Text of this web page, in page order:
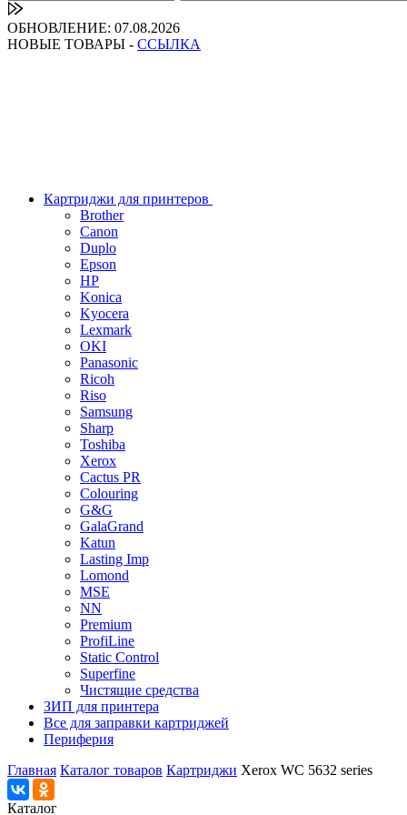
ОБНОВЛЕНИЕ: 07.08.2026
НОВЫЕ ТОВАРЫ - ССЫЛКА
Картриджи для принтеров
Brother
Canon
Duplo
Epson
HP
Konica
Kyocera
Lexmark
OKI
Panasonic
Ricoh
Riso
Samsung
Sharp
Toshiba
Xerox
Cactus PR
Colouring
G&G
GalaGrand
Katun
Lasting Imp
Lomond
MSE
NN
Premium
ProfiLine
Static Control
Superfine
Чистящие средства
ЗИП для принтера
Все для заправки картриджей
Периферия
Главная Каталог товаров Картриджи Xerox WC 5632 series
Каталог